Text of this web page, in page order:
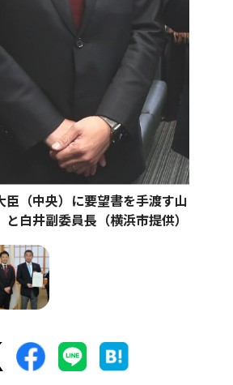
臣（中央）に要望書を手渡す山
白井副委員長（横浜市提供）